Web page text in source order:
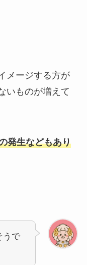
メージする方が
いものが増えて
発生などもあり
うで